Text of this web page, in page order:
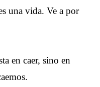
una vida. Ve a por
en caer, sino en